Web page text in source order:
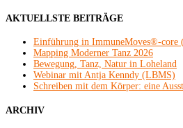
AKTUELLSTE BEITRÄGE
Einführung in ImmuneMoves®-core
Mapping Moderner Tanz 2026
Bewegung, Tanz, Natur in Loheland
Webinar mit Antja Kenndy (LBMS)
Schreiben mit dem Körper: eine
ARCHIV